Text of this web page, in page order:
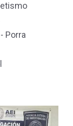
Porra